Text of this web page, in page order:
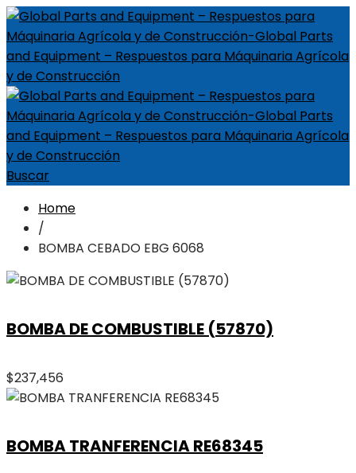
Buscar
Home
/
BOMBA CEBADO EBG 6068
BOMBA DE COMBUSTIBLE (57870)
$237,456
BOMBA TRANFERENCIA RE68345